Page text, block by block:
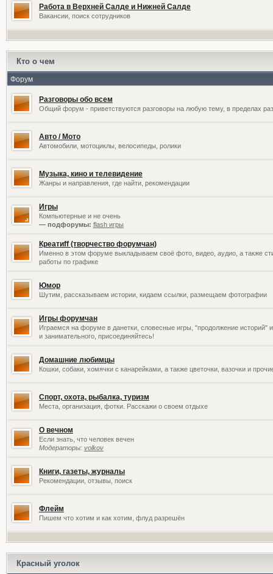
Работа в Верхней Салде и Нижней Салде
Вакансии, поиск сотрудников
Кто о чем
Форум
Разговоры обо всем
Общий форум - приветствуются разговоры на любую тему, в пределах
Авто / Мото
Автомобили, мотоциклы, велосипеды, ролики
Музыка, кино и телевидение
Жанры и направления, где найти, рекомендации
Игры
Компьютерные и не очень
— подфорумы: flash игры
Креатиff (творчество форумчан)
Именно в этом форуме выкладываем своё фото, видео, аудио, а также
работы по графике
Юмор
Шутим, рассказываем истории, кидаем ссылки, размещаем фотографии
Игры форумчан
Играемся на форуме в данетки, словесные игры, "продолжение историй"
и занимательного, присоединяйтесь!
Домашние любимцы
Кошки, собаки, хомячки с канарейками, а также цветочки, вазочки и
Спорт, охота, рыбалка, туризм
Места, организация, фотки. Расскажи о своем отдыхе
О вечном
Если знать, что человек вечен
Модераторы: volkov
Книги, газеты, журналы
Рекомендации, отзывы, поиск
Флейм
Пишем что хотим и как хотим, флуд разрешён
Красный уголок